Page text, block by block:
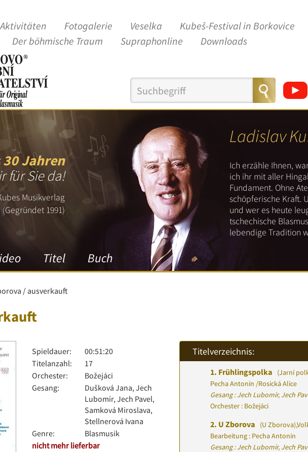
Aktivitäten Fotogalerie Veselka
Kubeš-Festival in Borkovice
Der böhmische Traum Supraphonline Downloads
30 Jahren
für Sie da!
Musikverlag
(Gegründet 1991)
Titel Buch
Ladislav
Ich erzähle Ihnen,
ich ihr mit aller
Fundament. Ohne
schöpferische Kraft.
und wer es heute
tschechische
lebendige Tradition
/ ausverkauft
Spieldauer:
00:51:20
Titelanzahl:
17
Orchester:
Božejáci
Gesang:
Dušková Jana, Jech
Lubomír, Jech Pavel,
Samková Miroslava,
Stellnerová Ivana
Genre:
Blasmusik
nicht mehr lieferbar
Titelverzeichnis:
1. Frühlingspolka (Jarní
Pecha Antonín /Rosická Alice
Gesang : Jech Lubomír, Jech
Orchester : Božejáci
2. U Zborova (U Zborova),
Bearbeitung : Pecha Antonín
Gesang : Jech Lubomír, Jech